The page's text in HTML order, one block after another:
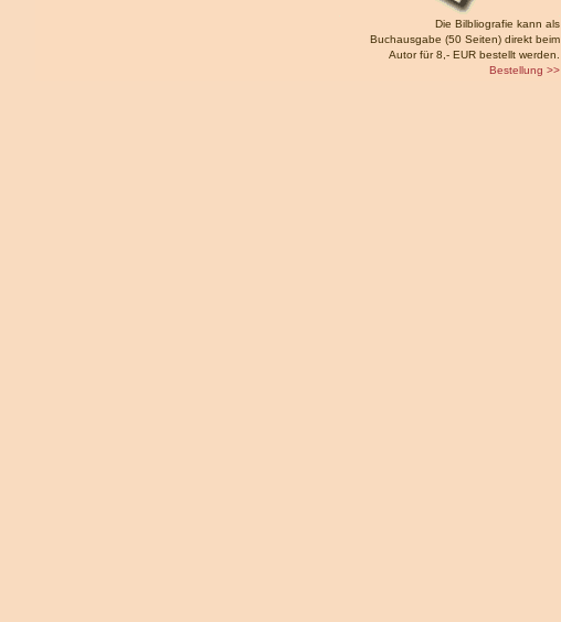
Die Bilbliografie kann als
Buchausgabe (50 Seiten) direkt beim
Autor für 8,- EUR bestellt werden.
Bestellung >>